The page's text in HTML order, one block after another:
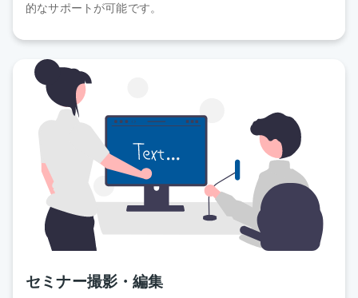
的なサポートが可能です。
セミナー撮影・編集